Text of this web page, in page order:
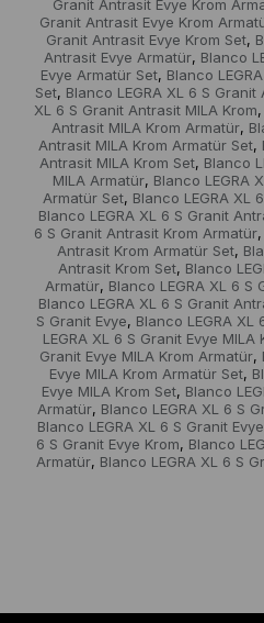
Granit Antrasit Evye Krom
Granit Antrasit Evye Krom
Granit Antrasit Evye Krom Set,
Antrasit Evye Armatür, Blanco
Evye Armatür Set, Blanco
Set, Blanco LEGRA XL 6 S Granit
XL 6 S Granit Antrasit MILA Krom,
Antrasit MILA Krom Armatür,
Antrasit MILA Krom Armatür Set,
Antrasit MILA Krom Set, Blanco
MILA Armatür, Blanco LEGRA
Armatür Set, Blanco LEGRA XL
Blanco LEGRA XL 6 S Granit
6 S Granit Antrasit Krom Armatür,
Antrasit Krom Armatür Set,
Antrasit Krom Set, Blanco
Armatür, Blanco LEGRA XL 6
Blanco LEGRA XL 6 S Granit
S Granit Evye, Blanco LEGRA XL
LEGRA XL 6 S Granit Evye MILA
Granit Evye MILA Krom Armatür,
Evye MILA Krom Armatür Set,
Evye MILA Krom Set, Blanco
Armatür, Blanco LEGRA XL 6 S
Blanco LEGRA XL 6 S Granit
6 S Granit Evye Krom, Blanco
Armatür, Blanco LEGRA XL 6 S